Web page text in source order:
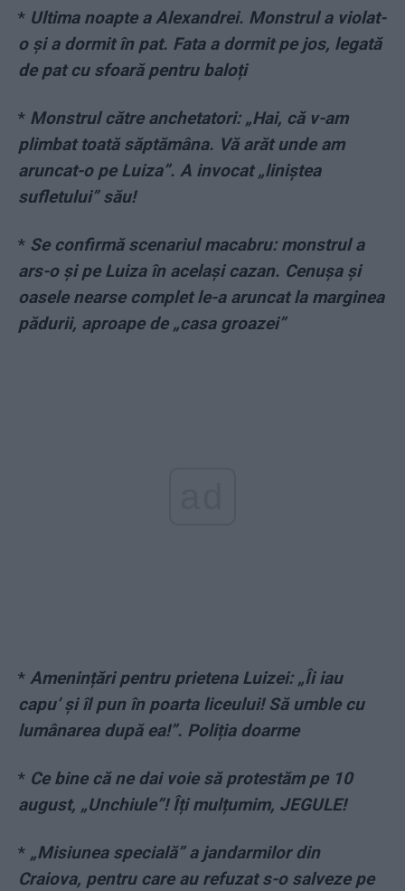
* Ultima noapte a Alexandrei. Monstrul a violat-
o și a dormit în pat. Fata a dormit pe jos, legată
de pat cu sfoară pentru baloți
* Monstrul către anchetatori: „Hai, că v-am
plimbat toată săptămâna. Vă arăt unde am
aruncat-o pe Luiza”. A invocat „liniștea
sufletului” său!
* Se confirmă scenariul macabru: monstrul a
ars-o și pe Luiza în același cazan. Cenușa și
oasele nearse complet le-a aruncat la marginea
pădurii, aproape de „casa groazei”
* Amenințări pentru prietena Luizei: „Îi iau
capu’ și îl pun în poarta liceului! Să umble cu
lumânarea după ea!”. Poliția doarme
* Ce bine că ne dai voie să protestăm pe 10
august, „Unchiule”! Îți mulțumim, JEGULE!
* „Misiunea specială” a jandarmilor din
Craiova, pentru care au refuzat s-o salveze pe